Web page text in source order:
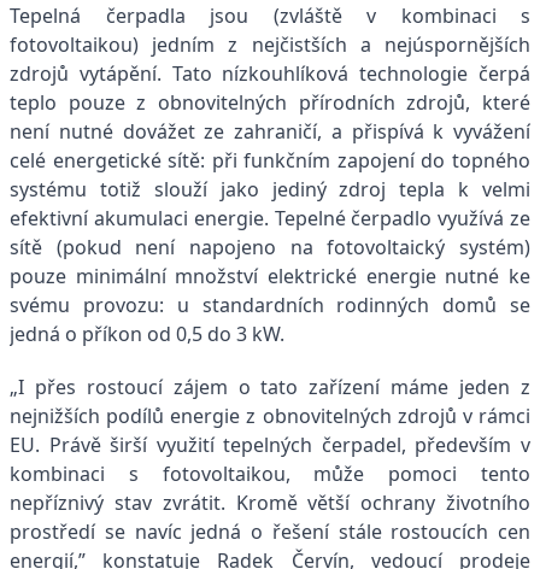
Tepelná čerpadla jsou (zvláště v kombinaci s
fotovoltaikou) jedním z nejčistších a nejúspornějších
zdrojů vytápění. Tato nízkouhlíková technologie čerpá
teplo pouze z obnovitelných přírodních zdrojů, které
není nutné dovážet ze zahraničí, a přispívá k vyvážení
celé energetické sítě: při funkčním zapojení do topného
systému totiž slouží jako jediný zdroj tepla k velmi
efektivní akumulaci energie. Tepelné čerpadlo využívá ze
sítě (pokud není napojeno na fotovoltaický systém)
pouze minimální množství elektrické energie nutné ke
svému provozu: u standardních rodinných domů se
jedná o příkon od 0,5 do 3 kW.
„I přes rostoucí zájem o tato zařízení máme jeden z
nejnižších podílů energie z obnovitelných zdrojů v rámci
EU. Právě širší využití tepelných čerpadel, především v
kombinaci s fotovoltaikou, může pomoci tento
nepříznivý stav zvrátit. Kromě větší ochrany životního
prostředí se navíc jedná o řešení stále rostoucích cen
energií,” konstatuje Radek Červín, vedoucí prodeje